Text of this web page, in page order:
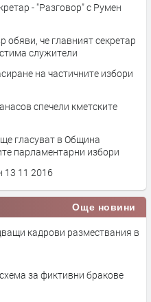
- "Разговор" с Румен
че главният секретар
служители
на частичните избори
спечели кметските
гласуват в Община
парламентарни избори
13 11 2016
Още новини
кадрови размествания в
за фиктивни бракове